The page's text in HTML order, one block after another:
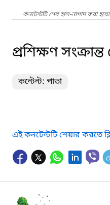
কনটেন্টটি শেষ হাল-নাগাদ করা
প্রশিক্ষণ
কন্টেন্ট: পাতা
এই কনটেন্টটি শেয়ার করতে